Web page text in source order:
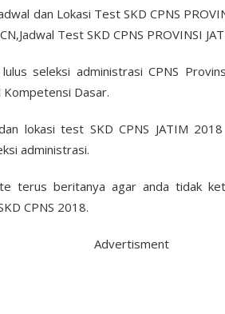
dan Lokasi Test SKD CPNS
Test SKD CPNS PROVINSI
seleksi administrasi CPNS
Dasar.
lokasi test SKD CPNS JATIM
administrasi.
terus beritanya agar anda tidak
CPNS 2018.
Advertisment